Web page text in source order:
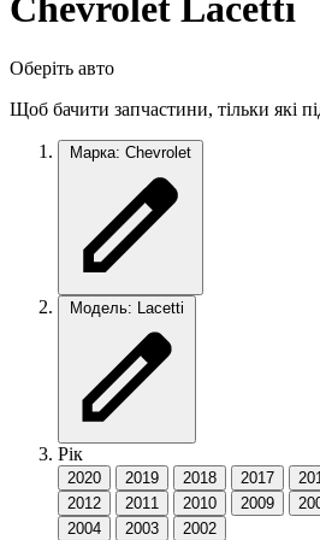
Chevrolet Lacetti
Оберіть авто
Щоб бачити запчастини, тільки які
Марка: Chevrolet
Модель: Lacetti
Рік
2020 2019 2018 2017
2012
2011 2010 2009
2004
2003 2002